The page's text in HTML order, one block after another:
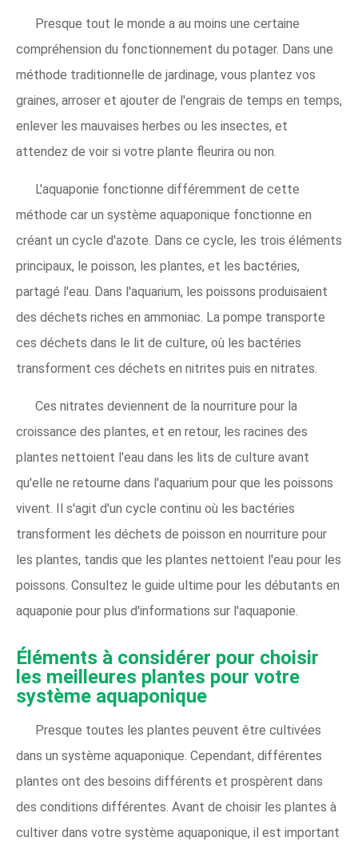
Presque tout le monde a au moins une certaine
compréhension du fonctionnement du potager. Dans une
méthode traditionnelle de jardinage, vous plantez vos
graines, arroser et ajouter de l'engrais de temps en temps,
enlever les mauvaises herbes ou les insectes, et
attendez de voir si votre plante fleurira ou non.
L'aquaponie fonctionne différemment de cette
méthode car un système aquaponique fonctionne en
créant un cycle d'azote. Dans ce cycle, les trois éléments
principaux, le poisson, les plantes, et les bactéries,
partagé l'eau. Dans l'aquarium, les poissons produisaient
des déchets riches en ammoniac. La pompe transporte
ces déchets dans le lit de culture, où les bactéries
transforment ces déchets en nitrites puis en nitrates.
Ces nitrates deviennent de la nourriture pour la
croissance des plantes, et en retour, les racines des
plantes nettoient l'eau dans les lits de culture avant
qu'elle ne retourne dans l'aquarium pour que les poissons
vivent. Il s'agit d'un cycle continu où les bactéries
transforment les déchets de poisson en nourriture pour
les plantes, tandis que les plantes nettoient l'eau pour les
poissons. Consultez le guide ultime pour les débutants en
aquaponie pour plus d'informations sur l'aquaponie.
Éléments à considérer pour choisir
les meilleures plantes pour votre
système aquaponique
Presque toutes les plantes peuvent être cultivées
dans un système aquaponique. Cependant, différentes
plantes ont des besoins différents et prospèrent dans
des conditions différentes. Avant de choisir les plantes à
cultiver dans votre système aquaponique, il est important